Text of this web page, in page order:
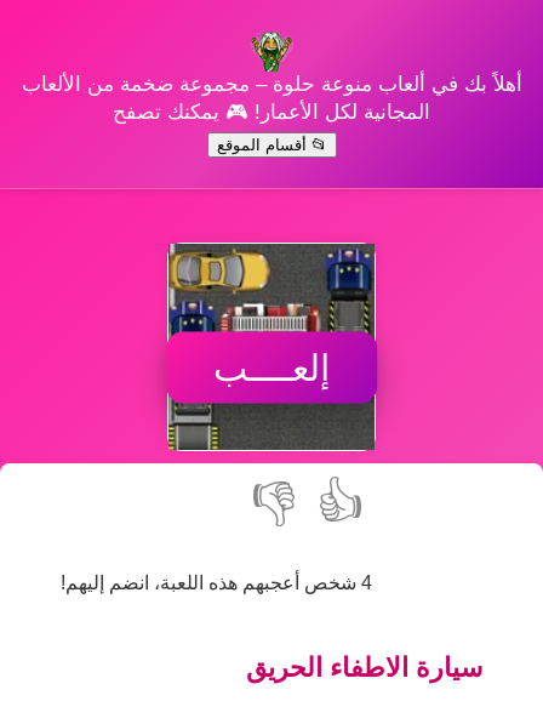
أهلاً بك في ألعاب منوعة حلوة – مجموعة ضخمة من الألعاب
المجانية لكل الأعمار! 🎮 يمكنك تصفح
📂 أقسام الموقع
إلعــــب
👍
👎
4 شخص أعجبهم هذه اللعبة، انضم إليهم!
سيارة الاطفاء الحريق